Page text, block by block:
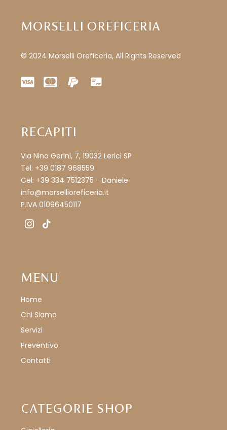
MORSELLI OREFICERIA
© 2024 Morselli Oreficeria, All Rights Reserved
RECAPITI
Via Nino Gerini, 7, 19032 Lerici SP
Tel: +39 0187 968559
Cel: +39 334 7512375 - Daniele
info@morsellioreficeria.it
P.IVA 01096450117
instagram
tiktok
MENU
Home
Chi Siamo
Servizi
Preventivo
Contatti
CATEGORIE SHOP